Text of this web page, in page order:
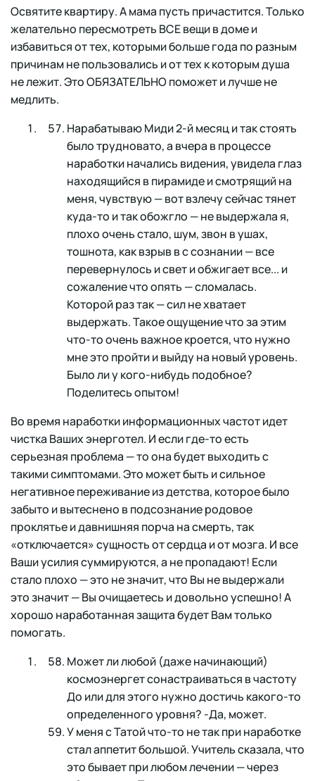
Освятите квартиру. А мама пусть причастится. Только
желательно пересмотреть ВСЕ вещи в доме и
избавиться от тех, которыми больше года по разным
причинам не пользовались и от тех к которым душа
не лежит. Это ОБЯЗАТЕЛЬНО поможет и лучше не
медлить.
Нарабатываю Миди 2-й месяц и так стоять
было трудновато, а вчера в процессе
наработки начались видения, увидела глаз
находящийся в пирамиде и смотрящий на
меня, чувствую — вот взлечу сейчас тянет
куда-то и так обожгло — не выдержала я,
плохо очень стало, шум, звон в ушах,
тошнота, как взрыв в с сознании — все
перевернулось и свет и обжигает все... и
сожаление что опять — сломалась.
Которой раз так — сил не хватает
выдержать. Такое ощущение что за этим
что-то очень важное кроется, что нужно
мне это пройти и выйду на новый уровень.
Было ли у кого-нибудь подобное?
Поделитесь опытом!
Во время наработки информационных частот идет
чистка Ваших энерготел. И если где-то есть
серьезная проблема — то она будет выходить с
такими симптомами. Это может быть и сильное
негативное переживание из детства, которое было
забыто и вытеснено в подсознание родовое
проклятье и давнишняя порча на смерть, так
«отключается» сущность от сердца и от мозга. И все
Ваши усилия суммируются, а не пропадают! Если
стало плохо — это не значит, что Вы не выдержали
это значит — Вы очищаетесь и довольно успешно! А
хорошо наработанная защита будет Вам только
помогать.
Может ли любой (даже начинающий)
космоэнергет сонастраиваться в частоту
До или для этого нужно достичь какого-то
определенного уровня? -Да, может.
У меня с Татой что-то не так при наработке
стал аппетит большой. Учитель сказала, что
это бывает при любом лечении — через